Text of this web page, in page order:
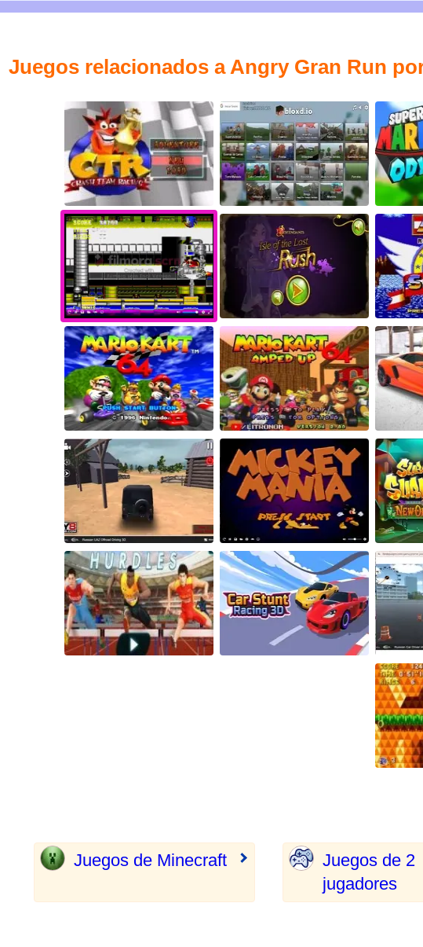
Juegos relacionados a Angry Gran Run
Juegos de Minecraft
Juegos de 2
jugadores